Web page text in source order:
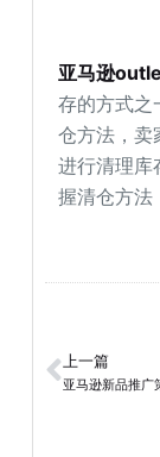
亚马逊
存的方式之
仓方法，卖
进行清理库
握清仓方法
上一篇